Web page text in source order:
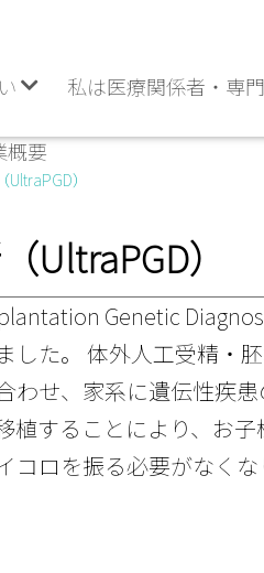
私は医療関係者・専
概要
）
UltraPGD）
Genetic
した。 体外人工受精・
わせ、家系に遺伝性疾
植することにより、お
ロを振る必要がなくな